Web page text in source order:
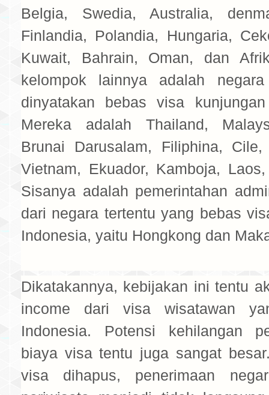
Belgia, Swedia, Australia,
Finlandia, Polandia, Hungaria,
Kuwait, Bahrain, Oman, dan
kelompok lainnya adalah
dinyatakan bebas visa
Mereka adalah Thailand,
Brunai Darusalam, Filiphina,
Vietnam, Ekuador, Kamboja,
Sisanya adalah pemerintahan
dari negara tertentu yang bebas
Indonesia, yaitu Hongkong dan
Dikatakannya, kebijakan ini tentu
income dari visa wisatawan
Indonesia. Potensi kehilangan
biaya visa tentu juga sangat
visa dihapus, penerimaan